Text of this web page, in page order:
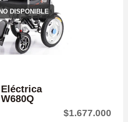
NO DISPONIBLE
$1.677.000